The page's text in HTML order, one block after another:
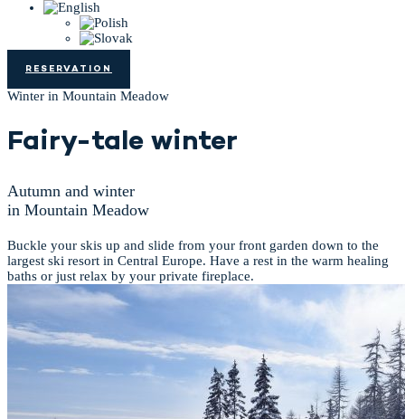
RESERVATION
Winter in Mountain Meadow
Fairy-tale winter
Autumn and winter
in Mountain Meadow
Buckle your skis up and slide from your front garden down to the
largest ski resort in Central Europe. Have a rest in the warm healing
baths or just relax by your private fireplace.